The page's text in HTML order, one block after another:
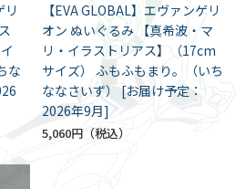
リ
な
【EVA GLOBAL】エヴァンゲリ
オン ぬいぐるみ 【真希波・マ
リ・イラストリアス】（17cm
サイズ） ふもふもまり。（いち
ななさいず） [お届け予定：
2026年9月]
5,060円